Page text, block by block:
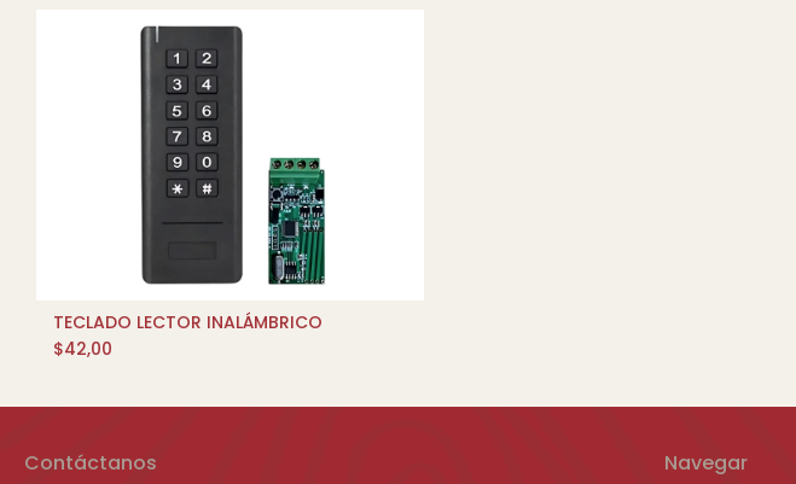
AÑADIR AL CARRITO
TECLADO LECTOR INALÁMBRICO
$42,00
Contáctanos Navegar